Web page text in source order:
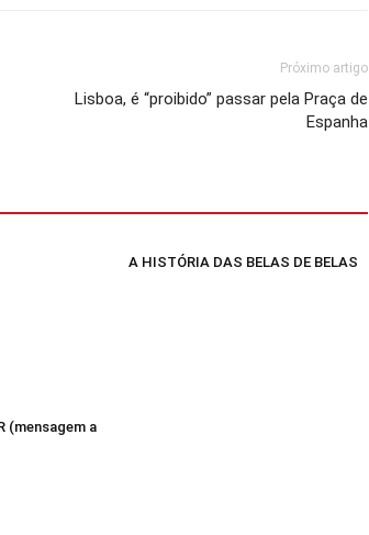
Próximo artigo
Lisboa, é “proibido” passar pela Praça de
Espanha
(mensagem a
A HISTÓRIA DAS BELAS DE BELAS